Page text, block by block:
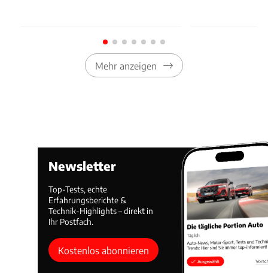
Mehr anzeigen
Newsletter
Top-Tests, echte
Erfahrungsberichte &
Technik-Highlights – direkt in
Ihr Postfach.
Kostenlos abonnieren